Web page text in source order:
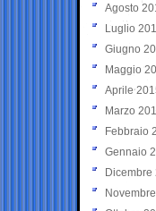
Agosto
Luglio
Giugno
Maggio
Aprile
Marzo
Febbraio
Gennaio
Dicembre